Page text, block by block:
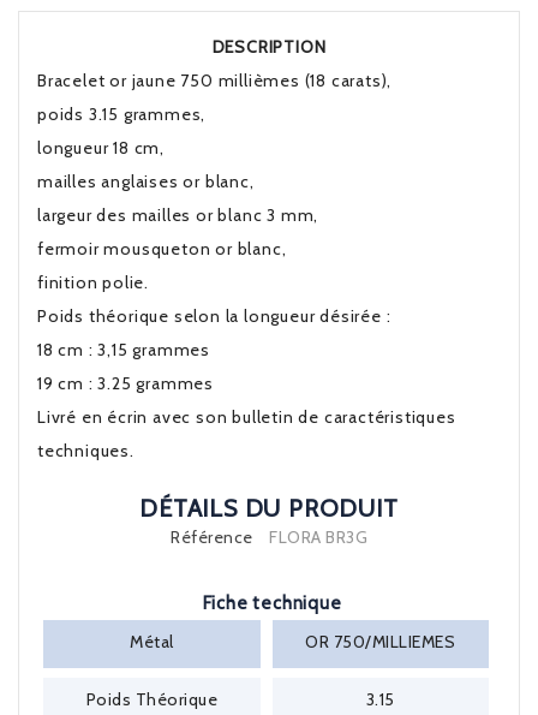
DESCRIPTION
Bracelet or jaune 750 millièmes (18 carats),
poids 3.15 grammes,
longueur 18 cm,
mailles anglaises or blanc,
largeur des mailles or blanc 3 mm,
fermoir mousqueton or blanc,
finition polie.
Poids théorique selon la longueur désirée :
18 cm : 3,15 grammes
19 cm : 3.25 grammes
Livré en écrin avec son bulletin de caractéristiques
techniques.
DÉTAILS DU PRODUIT
Référence FLORA BR3G
Fiche technique
Métal
OR 750/MILLIEMES
Poids Théorique 3.15